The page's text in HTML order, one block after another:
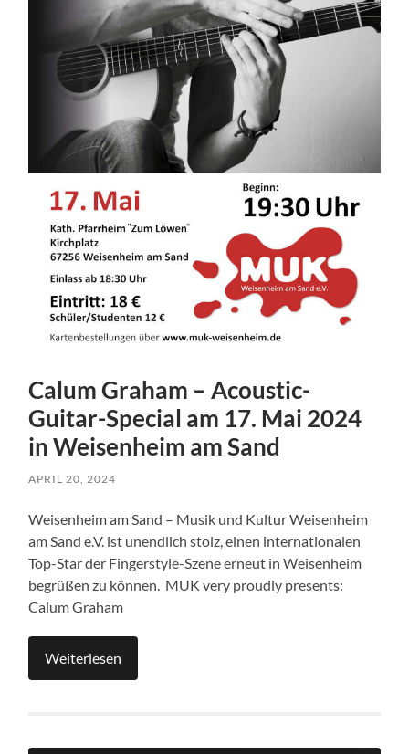
Calum Graham – Acoustic-
Guitar-Special am 17. Mai 2024
in Weisenheim am Sand
APRIL 20, 2024
Weisenheim am Sand – Musik und Kultur Weisenheim
am Sand e.V. ist unendlich stolz, einen internationalen
Top-Star der Fingerstyle-Szene erneut in Weisenheim
begrüßen zu können. MUK very proudly presents:
Calum Graham
Weiterlesen